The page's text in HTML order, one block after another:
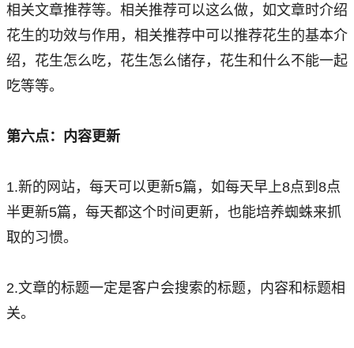
相关文章推荐等。相关推荐可以这么做，如文章时介绍
花生的功效与作用，相关推荐中可以推荐花生的基本介
绍，花生怎么吃，花生怎么储存，花生和什么不能一起
吃等等。
第六点：内容更新
1.新的网站，每天可以更新5篇，如每天早上8点到8点
半更新5篇，每天都这个时间更新，也能培养蜘蛛来抓
取的习惯。
2.文章的标题一定是客户会搜索的标题，内容和标题相
关。